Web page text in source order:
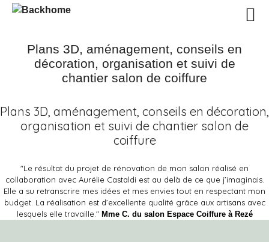
Plans 3D, aménagement, conseils en
décoration, organisation et suivi de
chantier salon de coiffure
Plans 3D, aménagement, conseils en décoration,
organisation et suivi de chantier salon de
coiffure
"Le résultat du projet de rénovation de mon salon réalisé en
collaboration avec Aurélie Castaldi est au delà de ce que j’imaginais.
Elle a su retranscrire mes idées et mes envies tout en respectant mon
budget. La réalisation est d’excellente qualité grâce aux artisans avec
lesquels elle travaille." Mme C. du salon Espace Coiffure à Rezé